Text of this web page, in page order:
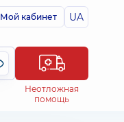
Мой кабинет UA
Неотложная
помощь